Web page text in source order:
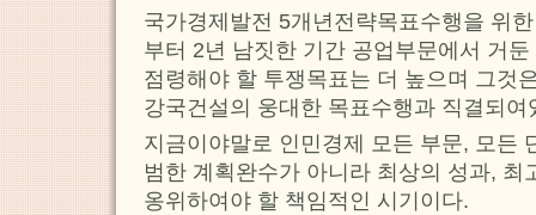
국가경제발전 5개년전략목표수행을 위
부터 2년 남짓한 기간 공업부문에서 거
점령해야 할 투쟁목표는 더 높으며 그것
강국건설의 웅대한 목표수행과 직결되여
지금이야말로 인민경제 모든 부문, 모든
범한 계획완수가 아니라 최상의 성과, 최
옹위하여야 할 책임적인 시기이다.